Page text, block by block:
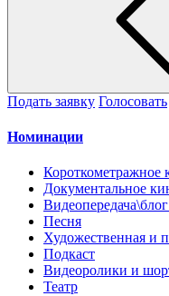
Подать заявку Голосовать
Номинации
Короткометражное
Документальное
Песня
Художественная и
Подкаст
Видеоролики и
Театр